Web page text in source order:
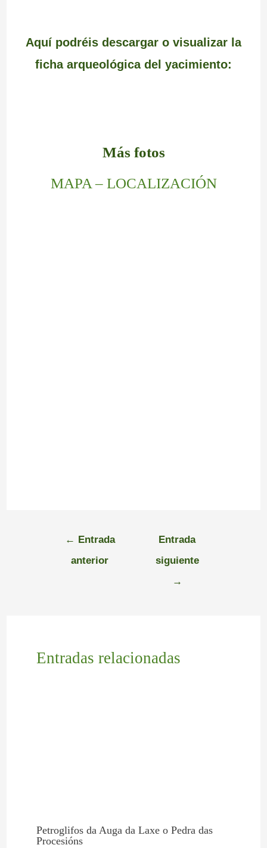
Aquí podréis descargar o visualizar la
ficha arqueológica del yacimiento:
Más fotos
MAPA – LOCALIZACIÓN
← Entrada
anterior
Entrada
siguiente
→
Entradas relacionadas
Petroglifos da Auga da Laxe o Pedra das
Procesións